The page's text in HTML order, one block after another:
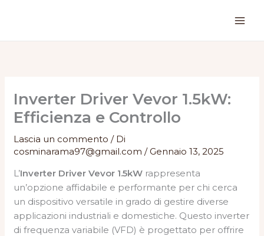
Inverter Driver Vevor 1.5kW:
Efficienza e Controllo
Lascia un commento / Di
cosminarama97@gmail.com/Gennaio 13, 2025
L’Inverter Driver Vevor 1.5kW rappresenta
un’opzione affidabile e performante per chi cerca
un dispositivo versatile in grado di gestire diverse
applicazioni industriali e domestiche. Questo inverter
di frequenza variabile (VFD) è progettato per offrire